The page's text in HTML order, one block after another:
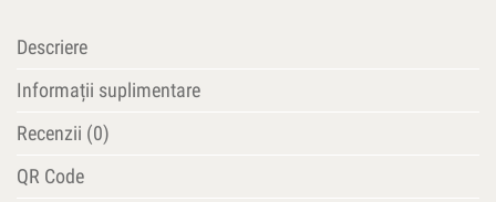
rev.
adăug.
Descriere
Informații suplimentare
Recenzii (0)
QR Code